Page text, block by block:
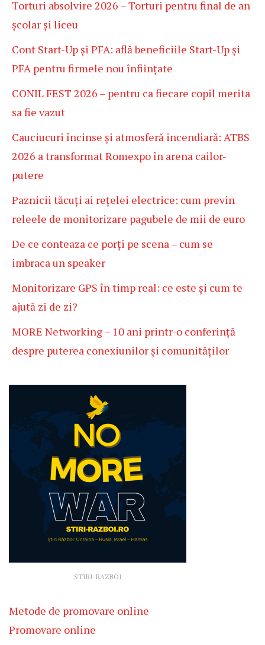
Torturi absolvire 2026 – Torturi pentru final de an
școlar și liceu
Cont Start-Up și PFA: află beneficiile Start-Up și
PFA pentru firmele nou înființate
CONIL FEST 2026 – pentru ca fiecare copil merita
sa fie vazut
Cauciucuri încinse și atmosferă incendiară: ATBS
2026 a transformat Romexpo în arena cailor-
putere
Paznicii tăcuți ai rețelei electrice: cum previn
releele de monitorizare pagubele de mii de euro
De ce conteaza ce porți pe scena – cum se
imbraca un speaker
Monitorizare GPS în timp real: ce este și cum te
ajută zi de zi?
MORE Networking – 10 ani printr-o conferință
despre puterea conexiunilor și comunităților
STIRI-RAZBOI
Metode de promovare online
Promovare online